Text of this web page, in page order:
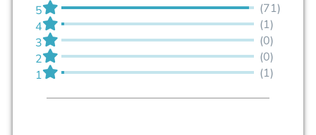
5
(71)
4
(1)
3
(0)
2
(0)
1
(1)